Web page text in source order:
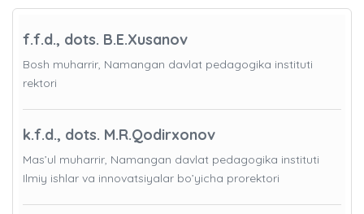
f.f.d., dots. B.E.Xusanov
Bosh muharrir, Namangan davlat pedagogika instituti
rektori
k.f.d., dots. M.R.Qodirxonov
Mas’ul muharrir, Namangan davlat pedagogika instituti
Ilmiy ishlar va innovatsiyalar bo’yicha prorektori